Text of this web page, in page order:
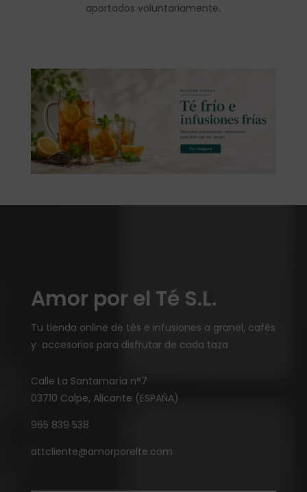
aportados voluntariamente.
Amor por el Té S.L.
Tu tienda online de tés e infusiones a granel, cafés
y accesorios para disfrutar de cada taza
Calle La Santamaría n°7
03710 Calpe, Alicante (ESPAÑA)
965 839 538
attcliente@amorporelte.com